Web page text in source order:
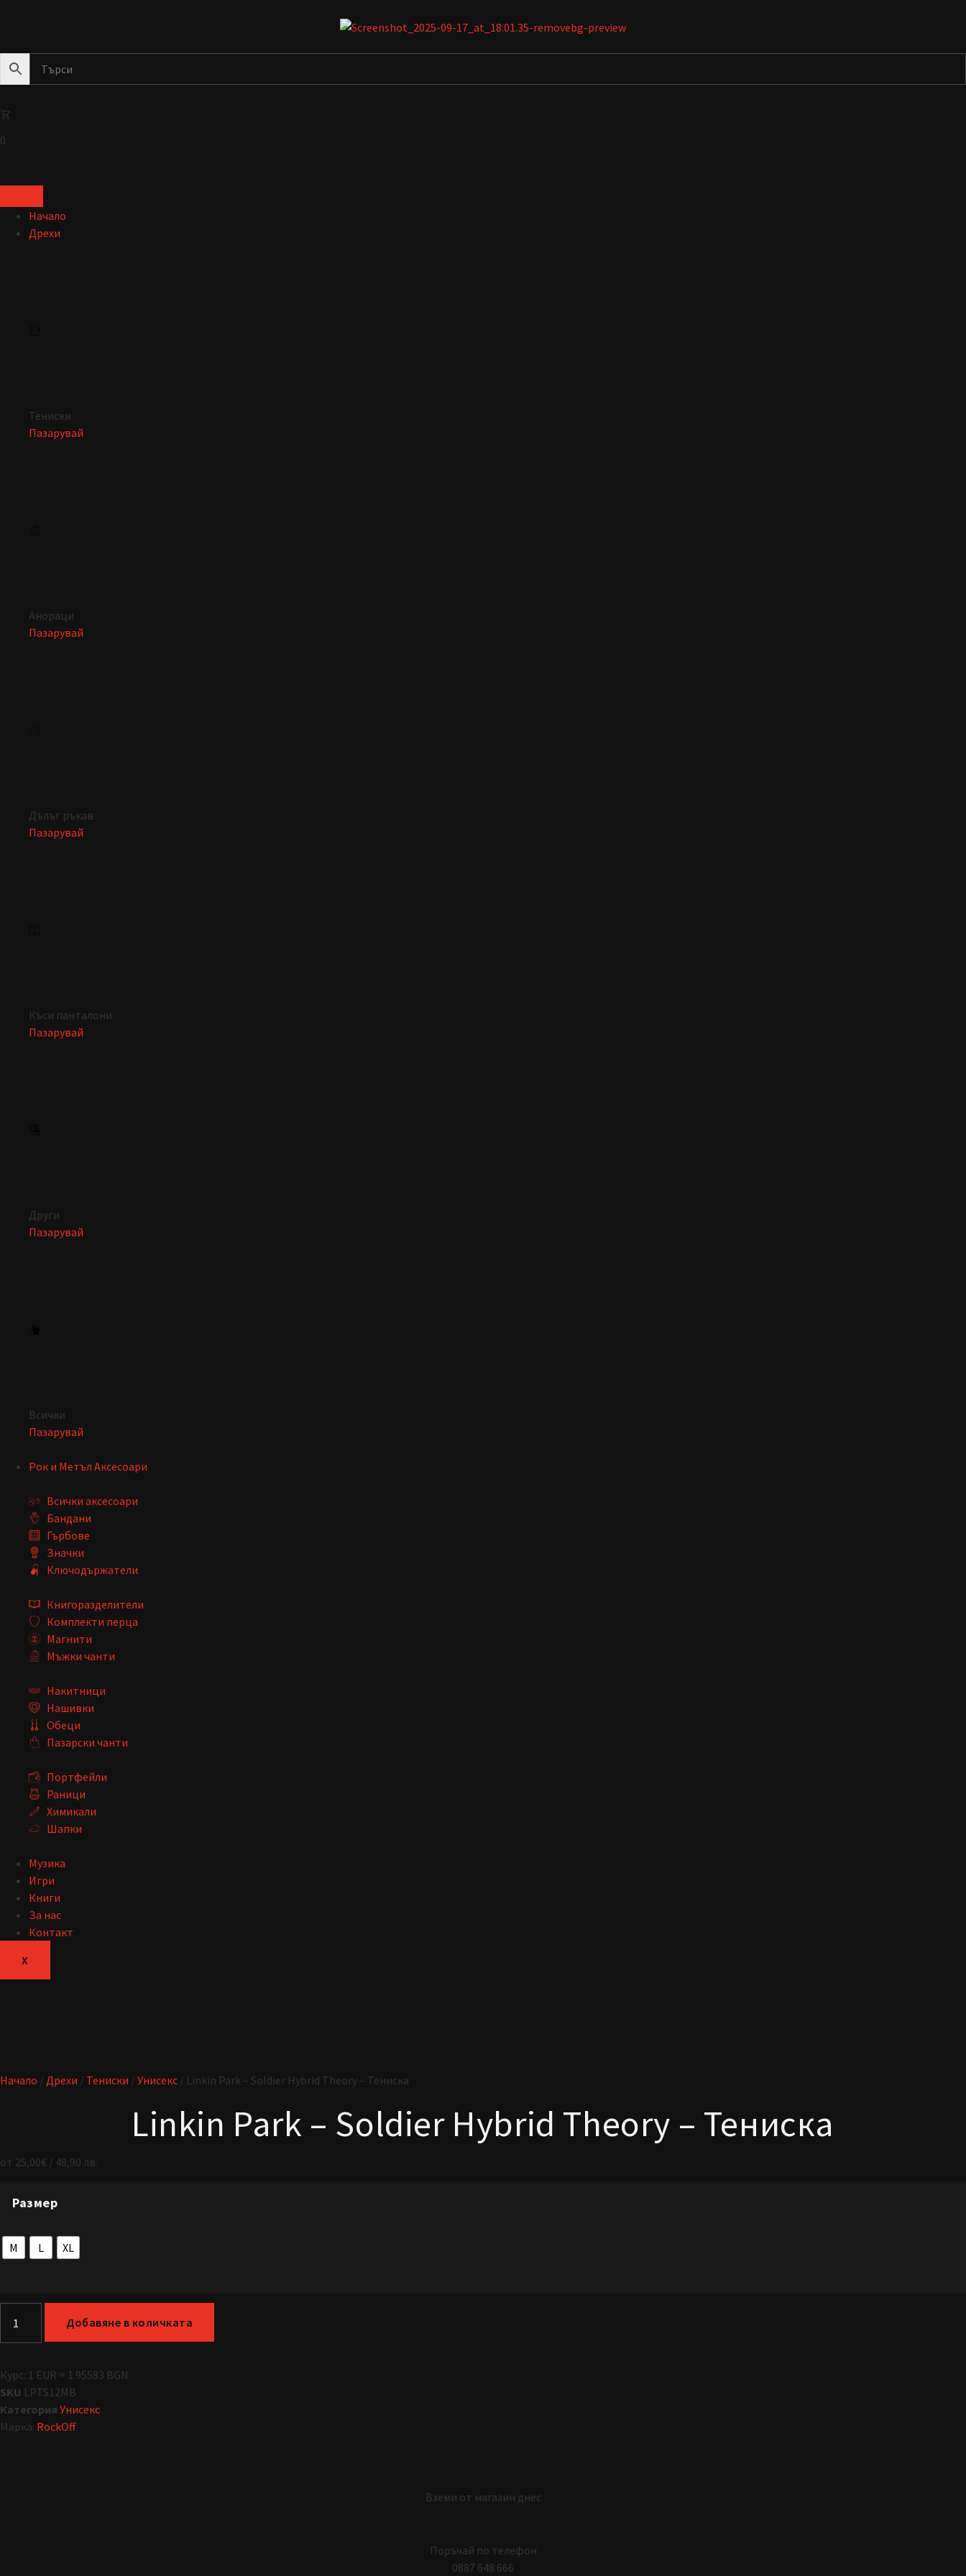
0
Начало
Дрехи
Тениски
Пазарувай
Анораци
Пазарувай
Дълъг ръкав
Пазарувай
Къси панталони
Пазарувай
Други
Пазарувай
Всички
Пазарувай
Рок и Метъл Аксесоари
Всички аксесоари
Бандани
Гърбове
Значки
Ключодържатели
Книгоразделители
Комплекти перца
Магнити
Мъжки чанти
Накитници
Нашивки
Обеци
Пазарски чанти
Портфейли
Раници
Химикали
Шапки
Музика
Игри
Книги
За нас
Контакт
X
Начало / Дрехи / Тениски / Унисекс / Linkin Park – Soldier Hybrid Theory – Тениска
Linkin Park – Soldier Hybrid Theory – Тениска
от 25,00€ / 48,90 лв.
Размер
M L XL
Добавяне в количката
Курс: 1 EUR = 1.95583 BGN
SKU LPTS12MB
Категория Унисекс
Марка: RockOff
Вземи от магазин днес
Поръчай по телефон
0887 648 666